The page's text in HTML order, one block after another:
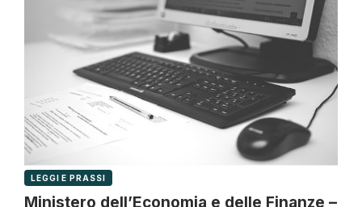
LEGGI E PRASSI
Ministero dell’Economia e delle Finanze –